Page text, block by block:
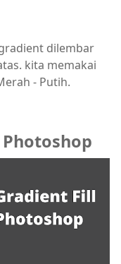
dilembar
kita memakai
- Putih.